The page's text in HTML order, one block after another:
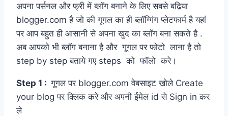
अपना पर्सनल और फ्री में ब्लॉग बनाने के लिए सबसे बढ़िया
blogger.com है जो की गूगल का ही ब्लॉग्गिंग प्लेटफार्म है यहां
पर आप बहुत ही आसानी से अपना खुद का ब्लॉग बना सकते है .
अब आपको भी ब्लॉग बनाना है और गूगल पर फोटो लाना है तो
step by step बताये गए steps को फॉलो करे।
Step 1 :गूगल पर blogger.com वेबसाइट खोले Create
your blog पर क्लिक करे और अपनी ईमेल id से Sign in कर
ले